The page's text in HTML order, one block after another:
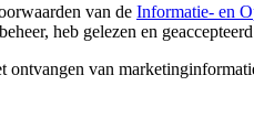
van de Informatie- en
heb gelezen en
ontvangen van